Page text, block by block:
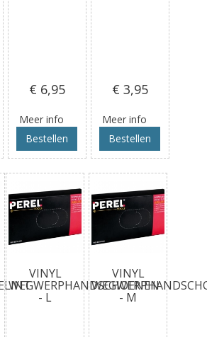
€ 6,95
Meer info
Bestellen
€ 3,95
Meer info
Bestellen
VINYL
WEGWERPHANDSCHOENEN
- L
VINYL
- M